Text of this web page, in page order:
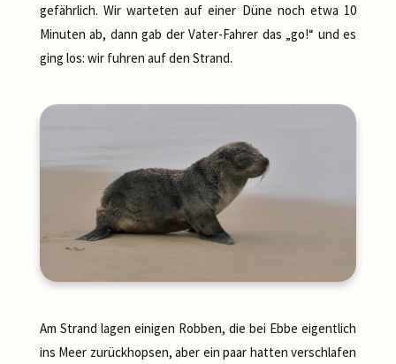
gefährlich. Wir warteten auf einer Düne noch etwa 10
Minuten ab, dann gab der Vater-Fahrer das „go!“ und es
ging los: wir fuhren auf den Strand.
Am Strand lagen einigen Robben, die bei Ebbe eigentlich
ins Meer zurückhopsen, aber ein paar hatten verschlafen